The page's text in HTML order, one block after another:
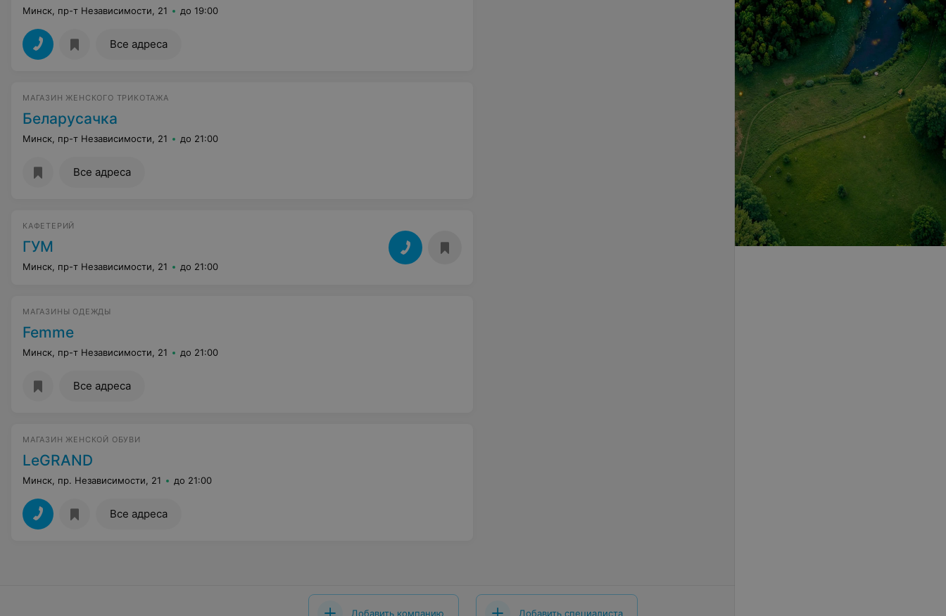
Минск, пр-т Независимости, 21 до 19:00
Все адреса
МАГАЗИН ЖЕНСКОГО ТРИКОТАЖА
Беларусачка
Минск, пр-т Независимости, 21 до 21:00
Все адреса
КАФЕТЕРИЙ
ГУМ
Минск, пр-т Независимости, 21 до 21:00
МАГАЗИНЫ ОДЕЖДЫ
Femme
Минск, пр-т Независимости, 21 до 21:00
Все адреса
МАГАЗИН ЖЕНСКОЙ ОБУВИ
LeGRAND
Минск, пр. Независимости, 21 до 21:00
Все адреса
Добавить компанию Добавить специалиста